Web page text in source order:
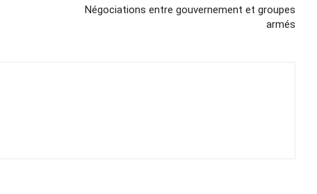
Négociations entre gouvernement et groupes
armés